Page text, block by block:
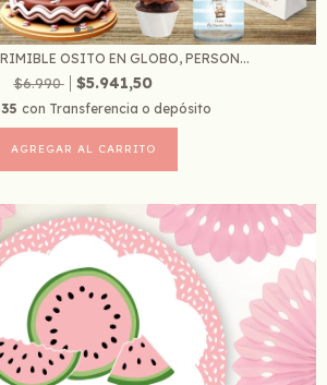
OSITO EN GLOBO, PERSON...
$6.990
$5.941,50
con Transferencia o depósito